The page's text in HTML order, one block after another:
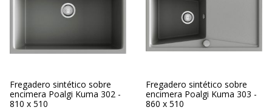
Fregadero sintético sobre
encimera Poalgi Kuma 302 -
810 x 510
Fregadero sintético sobre
encimera Poalgi Kuma 303 -
860 x 510